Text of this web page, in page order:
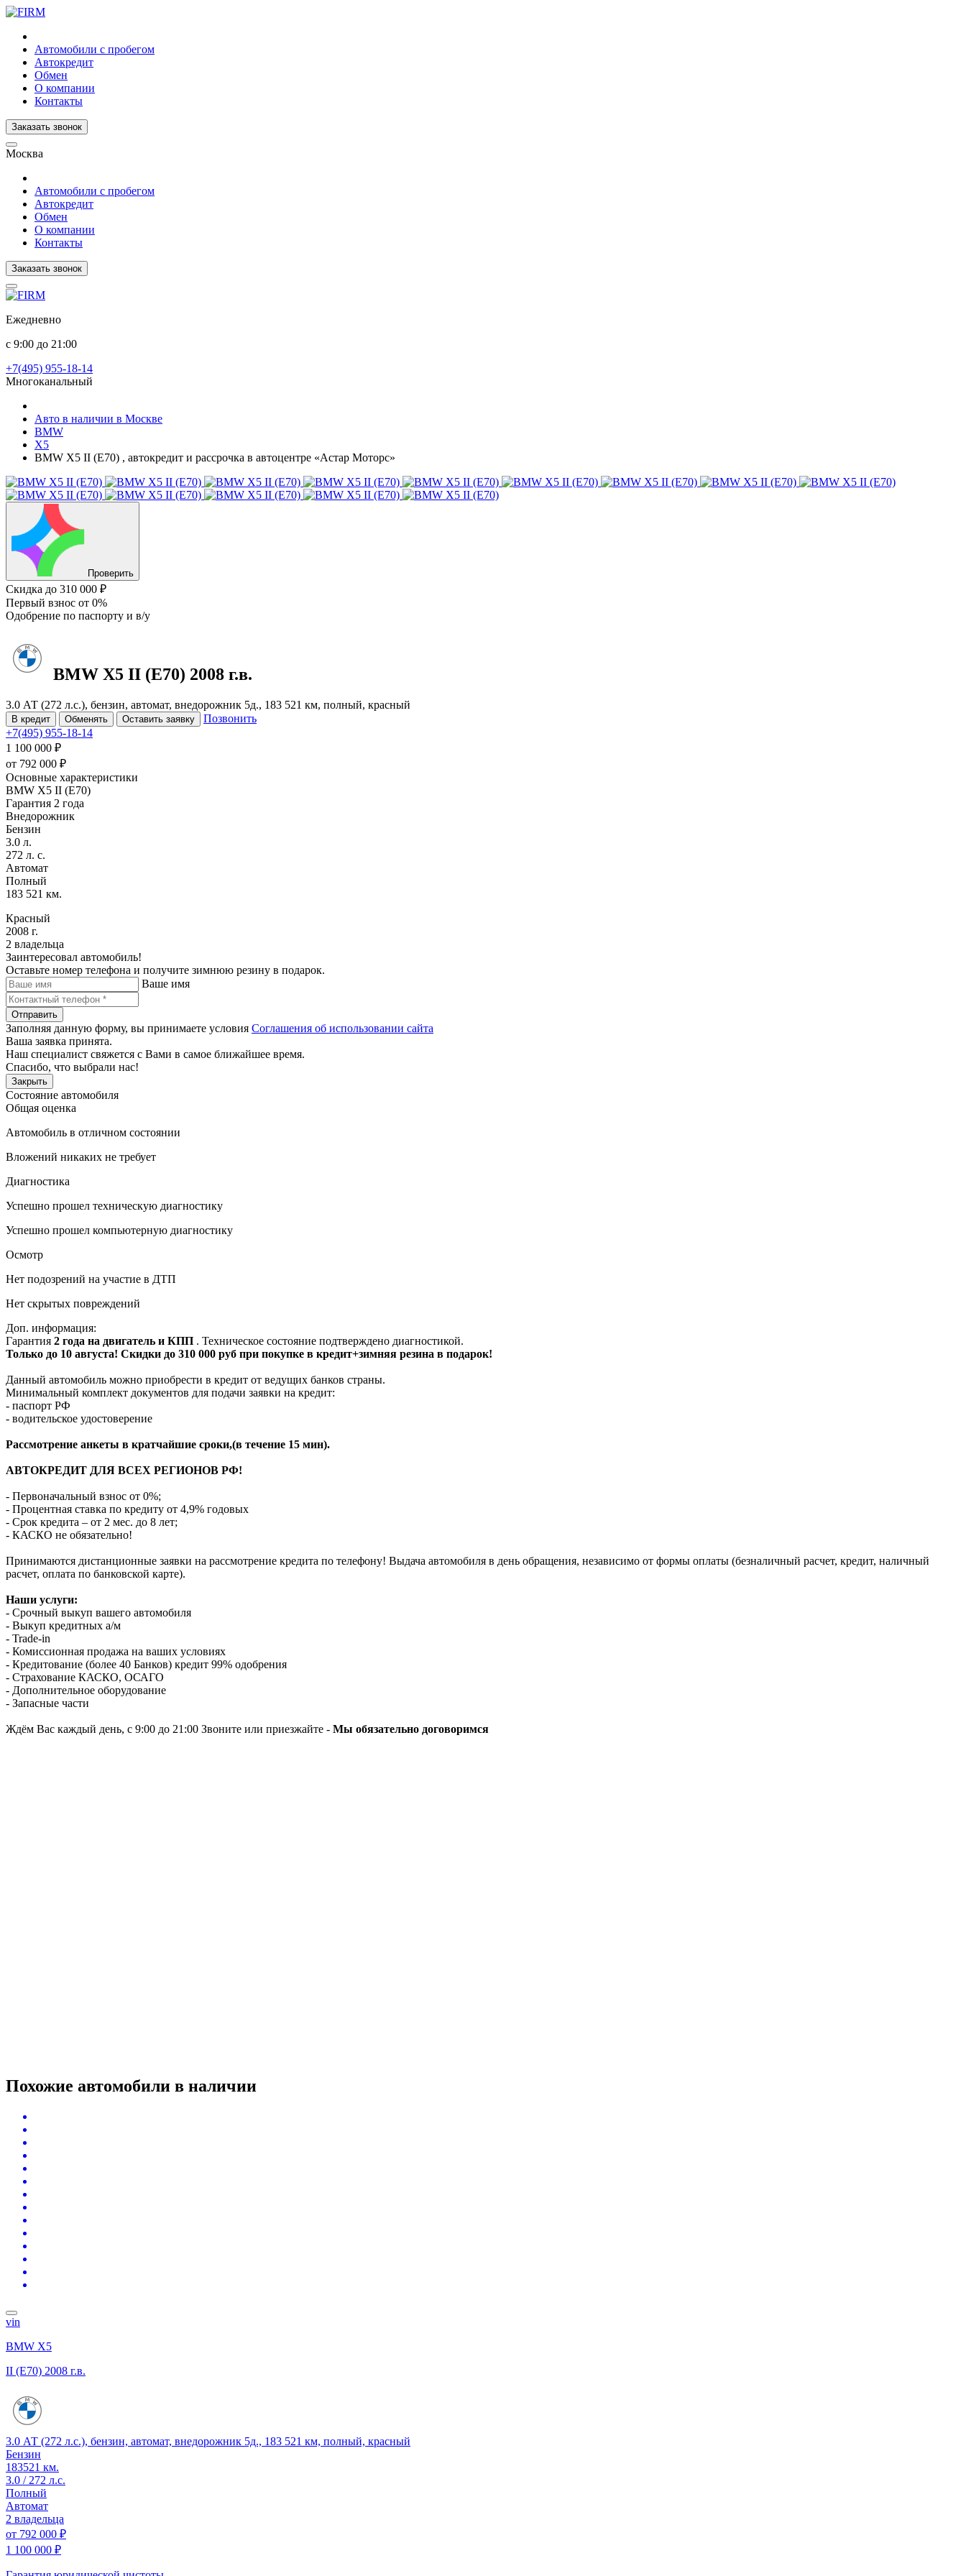
Автомобили с пробегом
Автокредит
Обмен
О компании
Контакты
Заказать звонок
Москва
Автомобили с пробегом
Автокредит
Обмен
О компании
Контакты
Заказать звонок
Ежедневно
с 9:00 до 21:00
+7(495) 955-18-14
Многоканальный
Авто в наличии в Москве
BMW
X5
BMW X5 II (E70) , автокредит и рассрочка в автоцентре «Астар Моторс»
Проверить
Скидка до 310 000 ₽
Первый взнос от 0%
Одобрение по паспорту и в/у
BMW X5 II (E70) 2008 г.в.
3.0 АТ (272 л.с.), бензин, автомат, внедорожник 5д., 183 521 км, полный, красный
В кредит Обменять Оставить заявку
Позвонить
+7(495) 955-18-14
1 100 000 ₽
от 792 000 ₽
Основные характеристики
BMW X5 II (E70)
Гарантия 2 года
Внедорожник
Бензин
3.0 л.
272 л. с.
Автомат
Полный
183 521 км.
Красный
2008 г.
2 владельца
Заинтересовал автомобиль!
Оставьте номер телефона и получите зимнюю резину в подарок.
Ваше имя
Отправить
Заполняя данную форму, вы принимаете условия Соглашения об использовании сайта
Ваша заявка принята.
Наш специалист свяжется с Вами в самое ближайшее время.
Спасибо, что выбрали нас!
Закрыть
Состояние автомобиля
Общая оценка
Автомобиль в отличном состоянии
Вложений никаких не требует
Диагностика
Успешно прошел техническую диагностику
Успешно прошел компьютерную диагностику
Осмотр
Нет подозрений на участие в ДТП
Нет скрытых повреждений
Доп. информация:
Гарантия 2 года на двигатель и КПП . Техническое состояние подтверждено диагностикой.
Только до 10 августа! Скидки до 310 000 руб при покупке в кредит+зимняя резина в подарок!
Данный автомобиль можно приобрести в кредит от ведущих банков страны.
Минимальный комплект документов для подачи заявки на кредит:
- паспорт РФ
- водительское удостоверение
Рассмотрение анкеты в кратчайшие сроки,(в течение 15 мин).
АВТОКРЕДИТ ДЛЯ ВСЕХ РЕГИОНОВ РФ!
- Первоначальный взнос от 0%;
- Процентная ставка по кредиту от 4,9% годовых
- Срок кредита – от 2 мес. до 8 лет;
- КАСКО не обязательно!
Принимаются дистанционные заявки на рассмотрение кредита по телефону! Выдача автомобиля в день обращения, независимо от формы оплаты (безналичный расчет, кредит, наличный
расчет, оплата по банковской карте).
Наши услуги:
- Срочный выкуп вашего автомобиля
- Выкуп кредитных а/м
- Trade-in
- Комиссионная продажа на ваших условиях
- Кредитование (более 40 Банков) кредит 99% одобрения
- Страхование КАСКО, ОСАГО
- Дополнительное оборудование
- Запасные части
Ждём Вас каждый день, с 9:00 до 21:00 Звоните или приезжайте - Мы обязательно договоримся
Похожие автомобили в наличии
vin
BMW X5
II (E70) 2008 г.в.
3.0 АТ (272 л.с.), бензин, автомат, внедорожник 5д., 183 521 км, полный, красный
Бензин
183521 км.
3.0 / 272 л.с.
Полный
Автомат
2 владельца
от 792 000 ₽
1 100 000 ₽